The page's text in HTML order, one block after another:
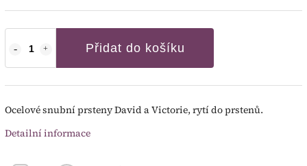
Přidat do košíku
Ocelové snubní prsteny David a Victorie, rytí do prstenů.
Detailní informace